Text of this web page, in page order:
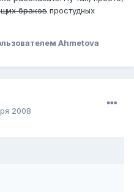
браков простудных
Ahmetova
2008